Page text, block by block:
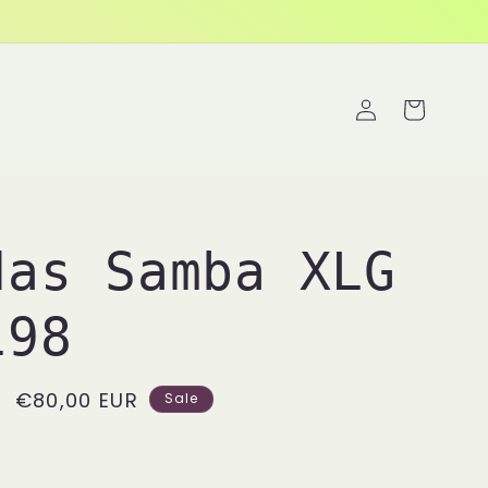
EinloggenWarenkorb
Samba XLG
Verkaufspreis
€80,00 EUR
Sale